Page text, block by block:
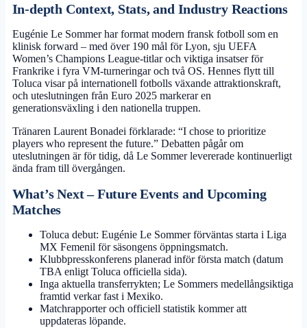
In-depth Context, Stats, and Industry Reactions
Eugénie Le Sommer har format modern fransk fotboll som en
klinisk forward – med över 190 mål för Lyon, sju UEFA
Women’s Champions League-titlar och viktiga insatser för
Frankrike i fyra VM-turneringar och två OS. Hennes flytt till
Toluca visar på internationell fotbolls växande attraktionskraft,
och uteslutningen från Euro 2025 markerar en
generationsväxling i den nationella truppen.
Tränaren Laurent Bonadei förklarade: “I chose to prioritize
players who represent the future.” Debatten pågår om
uteslutningen är för tidig, då Le Sommer levererade kontinuerligt
ända fram till övergången.
What’s Next – Future Events and Upcoming
Matches
Toluca debut: Eugénie Le Sommer förväntas starta i Liga
MX Femenil för säsongens öppningsmatch.
Klubbpresskonferens planerad inför första match (datum
TBA enligt Toluca officiella sida).
Inga aktuella transferrykten; Le Sommers medellångsiktiga
framtid verkar fast i Mexiko.
Matchrapporter och officiell statistik kommer att
uppdateras löpande.